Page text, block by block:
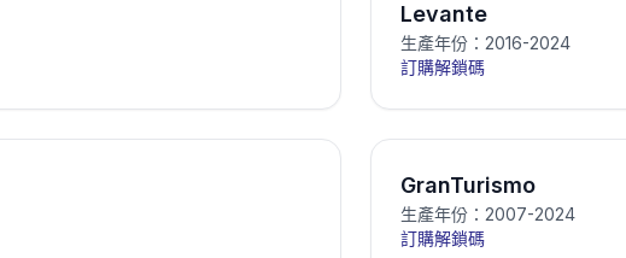
Levante
生產年份：2016-2024
訂購解鎖碼
GranTurismo
生產年份：2007-2024
訂購解鎖碼